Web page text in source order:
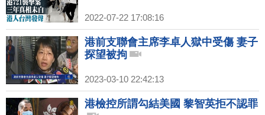
2022-07-22 17:08:16
港前支聯會主席李卓人獄中受傷 妻子
探望被拘
2023-03-10 22:42:13
港檢控所謂勾結美國 黎智英拒不認罪